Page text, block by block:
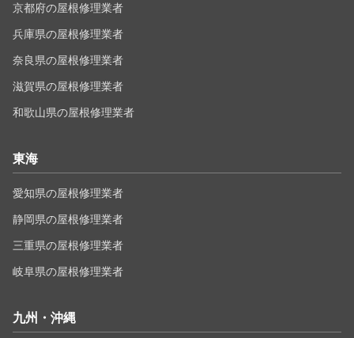
京都府の屋根修理業者
兵庫県の屋根修理業者
奈良県の屋根修理業者
滋賀県の屋根修理業者
和歌山県の屋根修理業者
東海
愛知県の屋根修理業者
静岡県の屋根修理業者
三重県の屋根修理業者
岐阜県の屋根修理業者
九州・沖縄